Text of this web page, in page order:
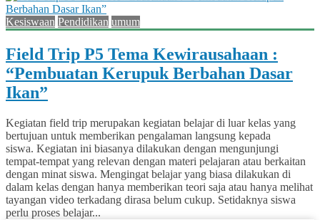
Kesiswaan Pendidikan umum
Field Trip P5 Tema Kewirausahaan :
“Pembuatan Kerupuk Berbahan Dasar
Ikan”
Kegiatan field trip merupakan kegiatan belajar di luar kelas yang
bertujuan untuk memberikan pengalaman langsung kepada
siswa. Kegiatan ini biasanya dilakukan dengan mengunjungi
tempat-tempat yang relevan dengan materi pelajaran atau berkaitan
dengan minat siswa. Mengingat belajar yang biasa dilakukan di
dalam kelas dengan hanya memberikan teori saja atau hanya melihat
tayangan video terkadang dirasa belum cukup. Setidaknya siswa
perlu proses belajar...